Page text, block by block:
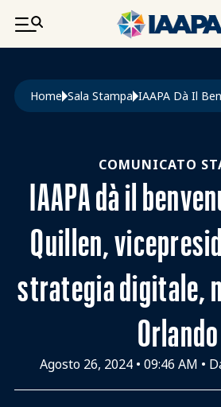
SALTA AL CONTENUTO
Briciole di pane
Home Sala Stampa
COMUNICATO
IAAPA dà il
Quillen,
strategia digitale,
Orlando
Agosto 26, 2024 • 09:46 AM •